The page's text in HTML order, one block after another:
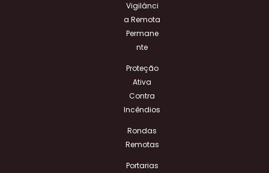
Vigilânci
a Remota
Permane
nte
Proteção
Ativa
Contra
Incêndios
Rondas
Remotas
Portarias